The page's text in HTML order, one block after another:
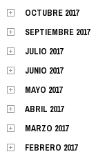
OCTUBRE 2017
SEPTIEMBRE 2017
JULIO 2017
JUNIO 2017
MAYO 2017
ABRIL 2017
MARZO 2017
FEBRERO 2017